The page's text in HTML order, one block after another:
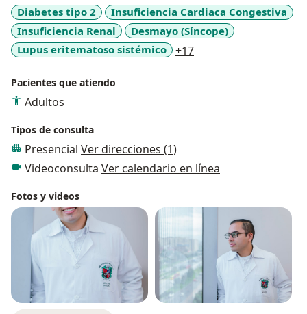
Diabetes tipo 2
Insuficiencia Cardiaca Congestiva
Insuficiencia Renal
Desmayo (Síncope)
Lupus eritematoso sistémico
+17
Pacientes que atiendo
Adultos
Tipos de consulta
Presencial Ver direcciones (1)
Videoconsulta Ver calendario en línea
Fotos y videos